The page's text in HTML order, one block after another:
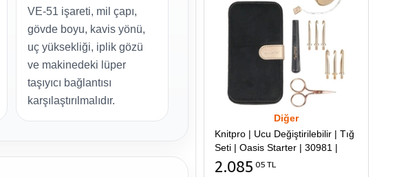
VE-51 işareti, mil çapı,
gövde boyu, kavis yönü,
uç yüksekliği, iplik gözü
ve makinedeki lüper
taşıyıcı bağlantısı
karşılaştırılmalıdır.
Diğer
Knitpro | Ucu Değiştirilebilir | Tığ
Seti | Oasis Starter | 30981 |
2.085 05 TL